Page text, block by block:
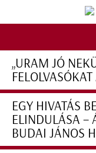
„URAM JÓ
EGY HIVATÁS
ELINDULÁSA –
BUDAI JÁNOS